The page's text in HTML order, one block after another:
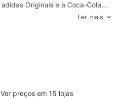
Originals e a Coca-Cola,
a energia do esporte global.
padrão, a camiseta é uma
sair com amigos ou fazer
evento. A malha simples
proporcionando estilo sem
É uma celebração de
Ler mais
Ver preços em 15 lojas